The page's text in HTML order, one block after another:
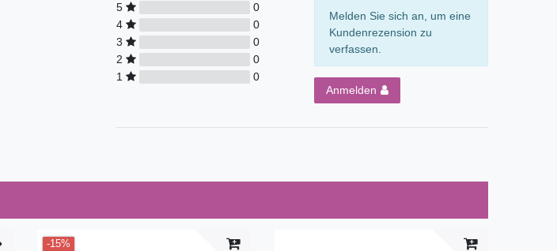
5
0
4
0
3
0
2
0
1
0
Melden Sie sich an, um eine
Kundenrezension zu
verfassen.
Anmelden
-15%